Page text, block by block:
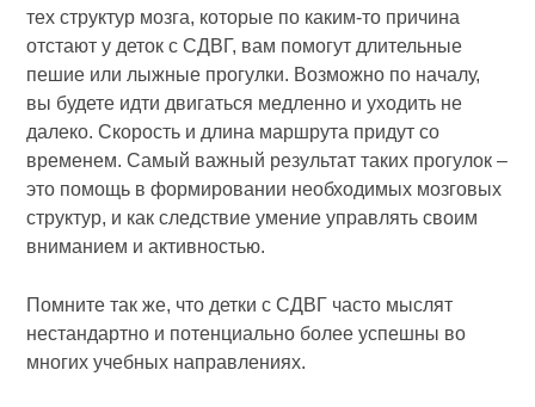
тех структур мозга, которые по каким-то причина
отстают у деток с СДВГ, вам помогут длительные
пешие или лыжные прогулки. Возможно по началу,
вы будете идти двигаться медленно и уходить не
далеко. Скорость и длина маршрута придут со
временем. Самый важный результат таких прогулок –
это помощь в формировании необходимых мозговых
структур, и как следствие умение управлять своим
вниманием и активностью.
Помните так же, что детки с СДВГ часто мыслят
нестандартно и потенциально более успешны во
многих учебных направлениях.